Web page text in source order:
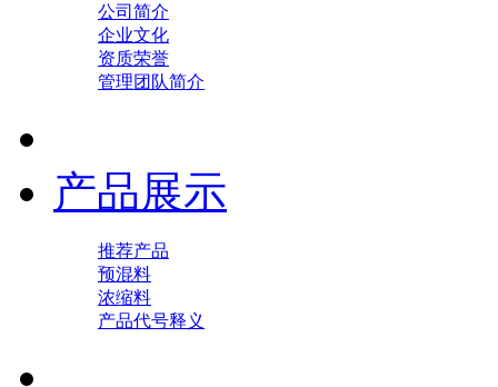
公司简介
企业文化
资质荣誉
管理团队简介
产品展示
推荐产品
预混料
浓缩料
产品代号释义